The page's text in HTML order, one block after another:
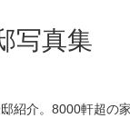
写真集
紹介。8000軒超の家